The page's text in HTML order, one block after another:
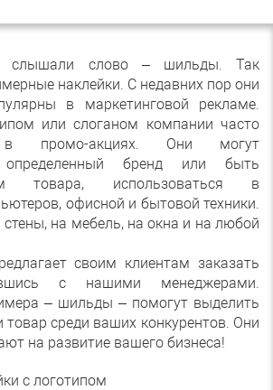
слышали слово – шильды. Так
наклейки. С недавних пор они
в маркетинговой рекламе.
или слоганом компании часто
в промо-акциях. Они могут
определенный бренд или быть
товара, использоваться в
офисной и бытовой техники.
на мебель, на окна и на любой
своим клиентам заказать
с нашими менеджерами.
– шильды – помогут выделить
среди ваших конкурентов. Они
на развитие вашего бизнеса!
с логотипом